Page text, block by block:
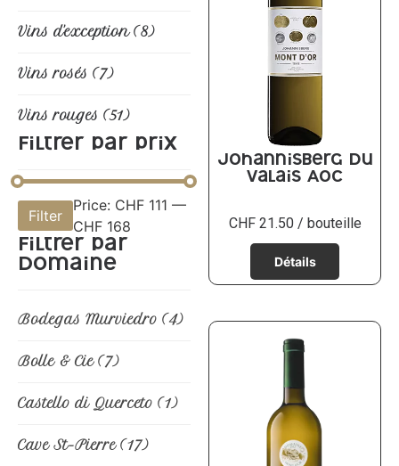
Vins d'exception(8)
Vins rosés (7)
Vins rouges (51)
Filtrer par prix
Filter
Price: CHF 111 —
CHF 168
Filtrer par
domaine
Bodegas Murviedro (4)
Bolle & Cie (7)
Castello di Querceto (1)
Cave St-Pierre (17)
Johannisberg du
Valais AOC
CHF21.50 / bouteille